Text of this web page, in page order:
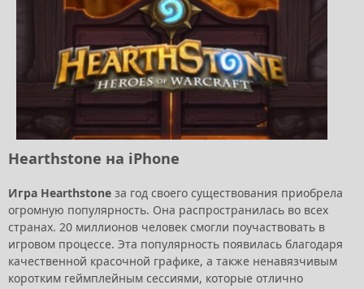
Hearthstone на iPhone
Игра Hearthstone за год своего существования приобрела
огромную популярность. Она распространилась во всех
странах. 20 миллионов человек смогли поучаствовать в
игровом процессе. Эта популярность появилась благодаря
качественной красочной графике, а также ненавязчивым
коротким геймплейным сессиями, которые отлично